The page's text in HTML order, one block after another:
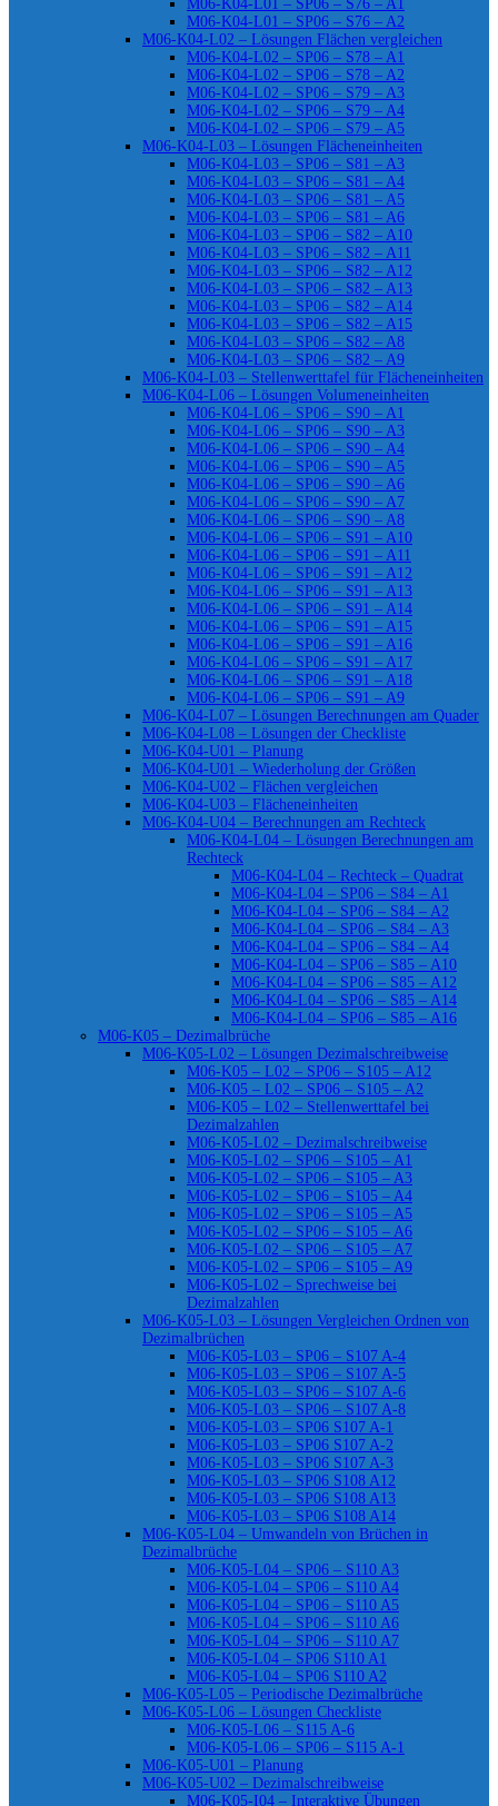
M06-K04-L01 – SP06 – S76 – A1
M06-K04-L01 – SP06 – S76 – A2
M06-K04-L02 – Lösungen Flächen vergleichen
M06-K04-L02 – SP06 – S78 – A1
M06-K04-L02 – SP06 – S78 – A2
M06-K04-L02 – SP06 – S79 – A3
M06-K04-L02 – SP06 – S79 – A4
M06-K04-L02 – SP06 – S79 – A5
M06-K04-L03 – Lösungen Flächeneinheiten
M06-K04-L03 – SP06 – S81 – A3
M06-K04-L03 – SP06 – S81 – A4
M06-K04-L03 – SP06 – S81 – A5
M06-K04-L03 – SP06 – S81 – A6
M06-K04-L03 – SP06 – S82 – A10
M06-K04-L03 – SP06 – S82 – A11
M06-K04-L03 – SP06 – S82 – A12
M06-K04-L03 – SP06 – S82 – A13
M06-K04-L03 – SP06 – S82 – A14
M06-K04-L03 – SP06 – S82 – A15
M06-K04-L03 – SP06 – S82 – A8
M06-K04-L03 – SP06 – S82 – A9
M06-K04-L03 – Stellenwerttafel für Flächeneinheiten
M06-K04-L06 – Lösungen Volumeneinheiten
M06-K04-L06 – SP06 – S90 – A1
M06-K04-L06 – SP06 – S90 – A3
M06-K04-L06 – SP06 – S90 – A4
M06-K04-L06 – SP06 – S90 – A5
M06-K04-L06 – SP06 – S90 – A6
M06-K04-L06 – SP06 – S90 – A7
M06-K04-L06 – SP06 – S90 – A8
M06-K04-L06 – SP06 – S91 – A10
M06-K04-L06 – SP06 – S91 – A11
M06-K04-L06 – SP06 – S91 – A12
M06-K04-L06 – SP06 – S91 – A13
M06-K04-L06 – SP06 – S91 – A14
M06-K04-L06 – SP06 – S91 – A15
M06-K04-L06 – SP06 – S91 – A16
M06-K04-L06 – SP06 – S91 – A17
M06-K04-L06 – SP06 – S91 – A18
M06-K04-L06 – SP06 – S91 – A9
M06-K04-L07 – Lösungen Berechnungen am Quader
M06-K04-L08 – Lösungen der Checkliste
M06-K04-U01 – Planung
M06-K04-U01 – Wiederholung der Größen
M06-K04-U02 – Flächen vergleichen
M06-K04-U03 – Flächeneinheiten
M06-K04-U04 – Berechnungen am Rechteck
M06-K04-L04 – Lösungen Berechnungen am
Rechteck
M06-K04-L04 – Rechteck – Quadrat
M06-K04-L04 – SP06 – S84 – A1
M06-K04-L04 – SP06 – S84 – A2
M06-K04-L04 – SP06 – S84 – A3
M06-K04-L04 – SP06 – S84 – A4
M06-K04-L04 – SP06 – S85 – A10
M06-K04-L04 – SP06 – S85 – A12
M06-K04-L04 – SP06 – S85 – A14
M06-K04-L04 – SP06 – S85 – A16
M06-K05 – Dezimalbrüche
M06-K05-L02 – Lösungen Dezimalschreibweise
M06-K05 – L02 – SP06 – S105 – A12
M06-K05 – L02 – SP06 – S105 – A2
M06-K05 – L02 – Stellenwerttafel bei
Dezimalzahlen
M06-K05-L02 – Dezimalschreibweise
M06-K05-L02 – SP06 – S105 – A1
M06-K05-L02 – SP06 – S105 – A3
M06-K05-L02 – SP06 – S105 – A4
M06-K05-L02 – SP06 – S105 – A5
M06-K05-L02 – SP06 – S105 – A6
M06-K05-L02 – SP06 – S105 – A7
M06-K05-L02 – SP06 – S105 – A9
M06-K05-L02 – Sprechweise bei
Dezimalzahlen
M06-K05-L03 – Lösungen Vergleichen Ordnen von
Dezimalbrüchen
M06-K05-L03 – SP06 – S107 A-4
M06-K05-L03 – SP06 – S107 A-5
M06-K05-L03 – SP06 – S107 A-6
M06-K05-L03 – SP06 – S107 A-8
M06-K05-L03 – SP06 S107 A-1
M06-K05-L03 – SP06 S107 A-2
M06-K05-L03 – SP06 S107 A-3
M06-K05-L03 – SP06 S108 A12
M06-K05-L03 – SP06 S108 A13
M06-K05-L03 – SP06 S108 A14
M06-K05-L04 – Umwandeln von Brüchen in
Dezimalbrüche
M06-K05-L04 – SP06 – S110 A3
M06-K05-L04 – SP06 – S110 A4
M06-K05-L04 – SP06 – S110 A5
M06-K05-L04 – SP06 – S110 A6
M06-K05-L04 – SP06 – S110 A7
M06-K05-L04 – SP06 S110 A1
M06-K05-L04 – SP06 S110 A2
M06-K05-L05 – Periodische Dezimalbrüche
M06-K05-L06 – Lösungen Checkliste
M06-K05-L06 – S115 A-6
M06-K05-L06 – SP06 – S115 A-1
M06-K05-U01 – Planung
M06-K05-U02 – Dezimalschreibweise
M06-K05-I04 – Interaktive Übungen